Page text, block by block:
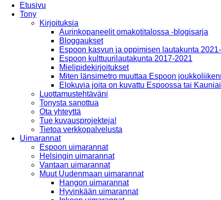
Etusivu
Tony
Kirjoituksia
Aurinkopaneelit omakotitalossa -blogisarja
Bloggaukset
Espoon kasvun ja oppimisen lautakunta
Espoon kulttuurilautakunta 2017-2021
Mielipidekirjoitukset
Miten länsimetro muuttaa Espoon
Elokuvia joita on kuvattu Espoossa tai
Luottamustehtäväni
Tonysta sanottua
Ota yhteyttä
Tue kuvausprojekteja!
Tietoa verkkopalvelusta
Uimarannat
Espoon uimarannat
Helsingin uimarannat
Vantaan uimarannat
Muut Uudenmaan uimarannat
Hangon uimarannat
Hyvinkään uimarannat